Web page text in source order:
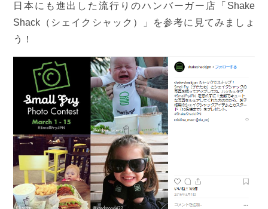
日本にも進出した流行りのハンバーガー店「Shake
Shack（シェイクシャック）」を参考に見てみましょ
う！